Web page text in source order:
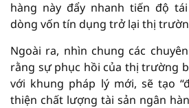
hàng này đẩy nhanh tiến độ
dòng vốn tín dụng trở lại thị
Ngoài ra, nhìn chung các
rằng sự phục hồi của thị trường
với khung pháp lý mới, sẽ tạo
thiện chất lượng tài sản ngân